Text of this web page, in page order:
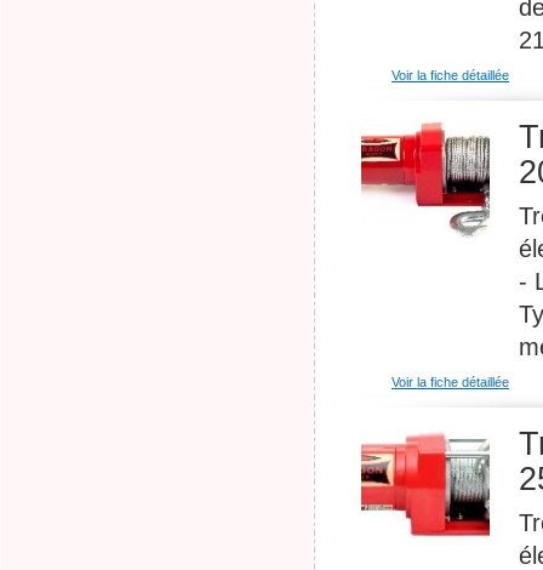
Voir la fiche détaillée
-
Voir la fiche détaillée